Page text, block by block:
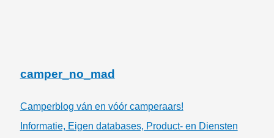
camper_no_mad
Camperblog ván en vóór camperaars!
Informatie, Eigen databases, Product- en Diensten